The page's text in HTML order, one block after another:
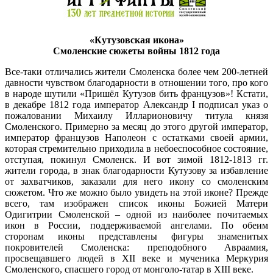
«Кутузовская икона»
Смоленские сюжеты войны 1812 года
Все-таки отличались жители Смоленска более чем 200-летней
давности чувством благодарности в отношении того, про кого
в народе шутили «Пришёл Кутузов бить французов»! Кстати,
в декабре 1812 года император Александр I подписал указ о
пожаловании Михаилу Илларионовичу титула князя
Смоленского. Примерно за месяц до этого другой император,
император французов Наполеон с остатками своей армии,
которая стремительно приходила в небоеспособное состояние,
отступая, покинул Смоленск. И вот зимой 1812-1813 гг.
жители города, в знак благодарности Кутузову за избавление
от захватчиков, заказали для него икону со смоленским
сюжетом. Что же можно было увидеть на этой иконе? Прежде
всего, там изображен список иконы Божией Матери
Одигитрии Смоленской – одной из наиболее почитаемых
икон в России, поддерживаемой ангелами. По обеим
сторонам иконы представлены фигуры знаменитых
покровителей Смоленска: преподобного Авраамия,
просвещавшего людей в XII веке и мученика Меркурия
Смоленского, спасшего город от монголо-татар в XIII веке.